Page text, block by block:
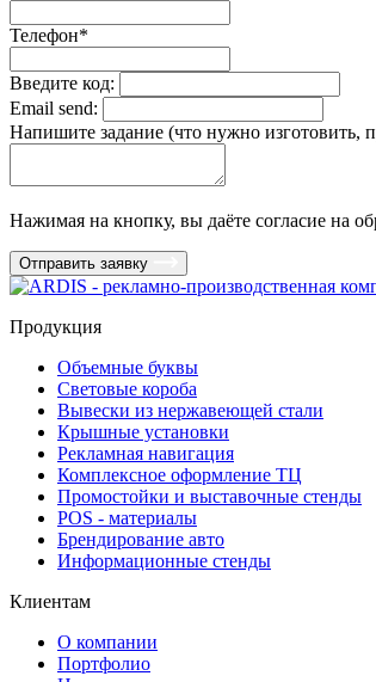
Телефон*
Введите код:
Email send:
Напишите задание (что нужно изготовить,
Нажимая на кнопку, вы даёте согласие на
Отправить заявку
Продукция
Объемные буквы
Световые короба
Вывески из нержавеющей стали
Крышные установки
Рекламная навигация
Комплексное оформление ТЦ
Промостойки и выставочные стенды
POS - материалы
Брендирование авто
Информационные стенды
Клиентам
О компании
Портфолио